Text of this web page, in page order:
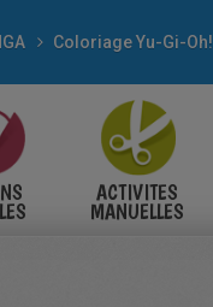
Coloriage Yu-Gi-Oh!
ACTIVITES
MANUELLES